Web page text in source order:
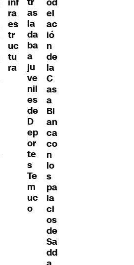
ra
es
tr
uc
tu
ra
as
la
da
ba
a
ju
ve
nil
es
de
D
ep
or
te
s
Te
m
uc
o
el
ac
ió
n
de
la
C
as
a
Bl
an
ca
co
n
lo
s
pa
la
ci
os
de
Sa
dd